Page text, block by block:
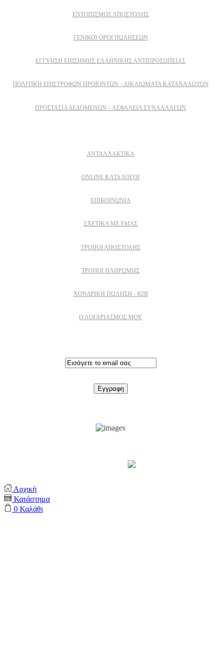
ΕΝΤΟΠΙΣΜΟΣ ΑΠΟΣΤΟΛΗΣ
ΓΕΝΙΚΟΙ ΟΡΟΙ ΠΩΛΗΣΕΩΝ
ΕΓΓΎΗΣΗ ΕΠΊΣΗΜΗΣ ΕΛΛΗΝΙΚΉΣ ΑΝΤΙΠΡΟΣΩΠΕΊΑΣ
ΠΟΛΙΤΙΚΉ ΕΠΙΣΤΡΟΦΏΝ ΠΡΟΪΌΝΤΩΝ – ΔΙΚΑΙΏΜΑΤΑ ΚΑΤΑΝΑΛΩΤΏΝ
ΠΡΟΣΤΑΣΊΑ ΔΕΔΟΜΈΝΩΝ – ΑΣΦΆΛΕΙΑ ΣΥΝΑΛΛΑΓΏΝ
ΑΝΤΑΛΛΑΚΤΙΚΑ
ONLINE ΚΑΤΑΛΟΓΟΙ
ΕΠΙΚΟΙΝΩΝΙΑ
ΣΧΕΤΙΚΆ ΜΕ ΕΜΆΣ
ΤΡΌΠΟΙ ΑΠΟΣΤΟΛΉΣ
ΤΡΌΠΟΙ ΠΛΗΡΩΜΉΣ
ΧΟΝΔΡΙΚΉ ΠΏΛΗΣΗ - B2B
Ο ΛΟΓΑΡΙΑΣΜΟΣ ΜΟΥ
Αρχική
Κατάστημα
0 Καλάθι